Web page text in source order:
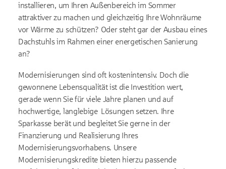
installieren, um Ihren Außenbereich im Sommer
attraktiver zu machen und gleichzeitig Ihre Wohnräume
vor Wärme zu schützen? Oder steht gar der Ausbau eines
Dachstuhls im Rahmen einer energetischen Sanierung
an?
Modernisierungen sind oft kostenintensiv. Doch die
gewonnene Lebensqualität ist die Investition wert,
gerade wenn Sie für viele Jahre planen und auf
hochwertige, langlebige Lösungen setzen. Ihre
Sparkasse berät und begleitet Sie gerne in der
Finanzierung und Realisierung Ihres
Modernisierungsvorhabens. Unsere
Modernisierungskredite bieten hierzu passende